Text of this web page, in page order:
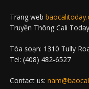
Trang web
Truyền Thông Cali Today
Tòa soạn: 1310 Tully
Tel: (408) 482-6527
Contact us: